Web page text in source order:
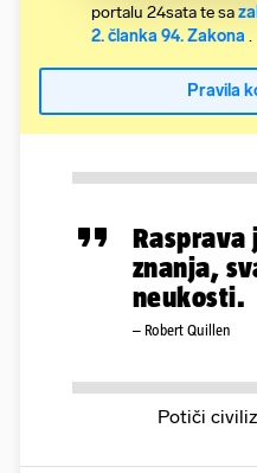
portalu 24sata te sa
2. članka 94. Zakona .
Pravila
Rasprava
znanja,
neukosti.
– Robert Quillen
Potiči